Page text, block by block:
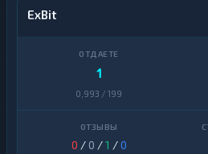
ExBit
1
0,993 / 199
0 / 0 /1 /0